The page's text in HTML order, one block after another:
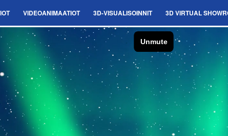
VIDEOANIMAATIOT 3D-VISUALISOINNIT 3D VIRTUAL